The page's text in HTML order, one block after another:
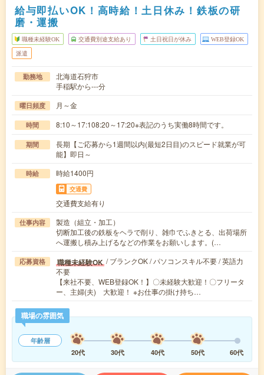
給与即払いOK！高時給！土日休み！鉄板の研
磨・運搬
職種未経験OK 交通費別途支給あり 土日祝日が休み WEB登録OK
派遣
勤務地
北海道石狩市
手稲駅から---分
曜日頻度 月～金
時間 8:10～17:108:20～17:20※表記のうち実働8時間です。
期間
長期【ご応募から1週間以内(最短2日目)のスピード就業が可
能】即日～
時給 時給1400円
交通費
交通費支給有り
仕事内容
製造（組立・加工）
切断加工後の鉄板をヘラで削り、雑巾でふきとる、出荷場所
へ運搬し積み上げるなどの作業をお願いします。(…
応募資格 職種未経験OK / ブランクOK / パソコンスキル不要 / 英語力
不要
【来社不要、WEB登録OK！】〇未経験大歓迎！〇フリータ
ー、主婦(夫) 大歓迎！ ※お仕事の掛け持ち…
職場の雰囲気
年齢層
20代
30代 40代 50代 60代